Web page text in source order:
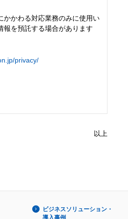
かかわる対応業務のみに使用い
報を預託する場合があります
privacy/
以上
ビジネスソリューション・
導入事例